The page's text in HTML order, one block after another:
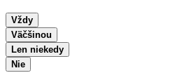
Vždy
Väčšinou
Len niekedy
Nie